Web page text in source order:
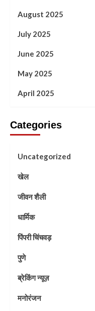
August 2025
July 2025
June 2025
May 2025
April 2025
Categories
Uncategorized
खेल
जीवन शैली
धार्मिक
पिंपरी चिंचवड़
पुणे
ब्रेकिंग न्यूज़
मनोरंजन